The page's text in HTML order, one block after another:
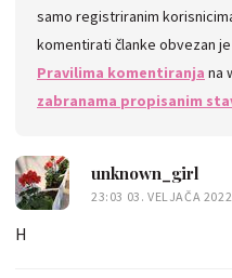
samo registriranim
komentirati članke obvezan
Pravilima komentiranja na
zabranama propisanim
unknown_girl
23:03 03. VELJAČA
H